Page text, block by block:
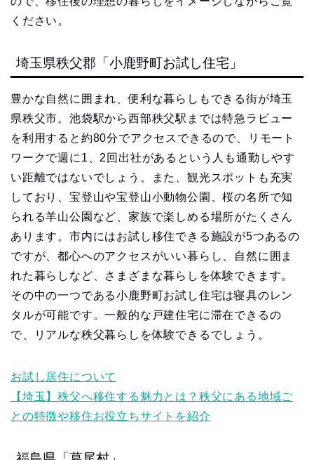
ください。
埼玉県秩父郡「小鹿野町お試し住宅」
豊かな自然に囲まれ、便利な暮らしもできる街が埼玉
県秩父市。池袋駅から西部秩父駅までは特急ラビュー
を利用すると約80分でアクセスできるので、リモート
ワークで週に1、2回出社があるという人も通勤しやす
い距離ではないでしょう。また、観光スポットも充実
しており、宝登山や宝登山小動物公園、桜の名所で知
られる羊山公園など、家族で楽しめる場所がたくさん
あります。市内にはお試し移住できる施設が5つあるの
ですが、都心へのアクセスがいい暮らし、自然に囲ま
れた暮らしなど、さまざまな暮らしを体験できます。
その中の一つである小鹿野町お試し住宅は寝具のレン
タルが可能です。一般的な戸建住宅に滞在できるの
で、リアルな秩父暮らしを体験できるでしょう。
お試し居住について
【埼玉】秩父へ移住する魅力とは？秩父にある地域ご
との特徴や移住お役立ちサイトを紹介